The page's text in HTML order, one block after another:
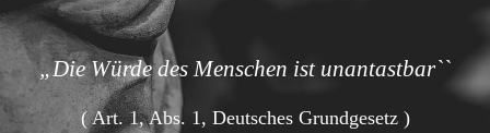
„Die Würde des Menschen ist unantastbar``
( Art. 1, Abs. 1, Deutsches Grundgesetz )